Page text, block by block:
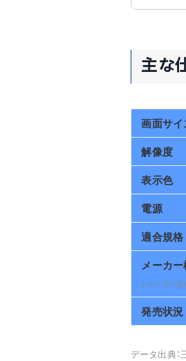
主な
画面サイ
解像度
表示色
電源
適合規格
メーカー
※メーカー定
発売状況
データ出典：